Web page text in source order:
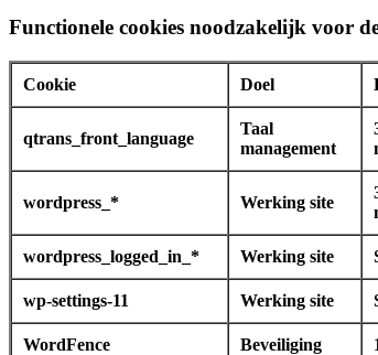
Functionele cookies noodzakelijk voor
Cookie Doel
qtrans_front_language
Taal
management
wordpress_* Werking site
wordpress_logged_in_* Werking site
wp-settings-11 Werking site
WordFence Beveiliging